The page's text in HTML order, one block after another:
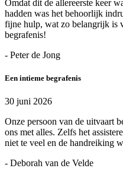
Omdat dit de allereerste keer
hadden was het behoorlijk
fijne hulp, wat zo belangrijk is
begrafenis!
- Peter de Jong
Een intieme begrafenis
30 juni 2026
Onze persoon van de uitvaart
ons met alles. Zelfs het
niet te veel en de handreiking
- Deborah van de Velde